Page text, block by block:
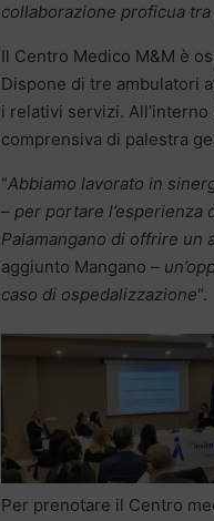
collaborazione proficua
Il Centro Medico M&M è
Dispone di tre ambulatori
i relativi servizi.
comprensiva di palestra
“Abbiamo lavorato in
– per portare
Palamangano di offrire un
aggiunto Mangano –
caso di ospedalizzazione“.
Per prenotare il Centro